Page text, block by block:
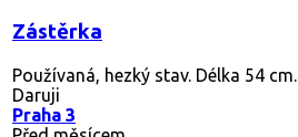
Zástěrka
Používaná, hezký stav. Délka 54 cm.
Daruji
Praha 3